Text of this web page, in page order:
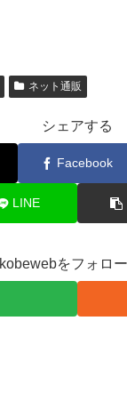
ネット通販
シェアする
Facebook
LINE
kobewebをフォロ